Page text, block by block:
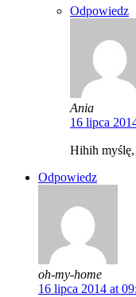
Odpowiedz
Ania
16 lipca
Hihih myślę,
Odpowiedz
oh-my-home
16 lipca 2014 at